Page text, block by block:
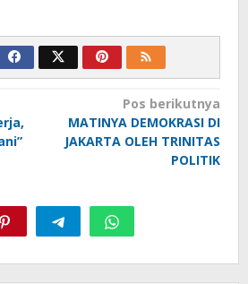
Pos berikutnya
MATINYA DEMOKRASI DI
JAKARTA OLEH TRINITAS
POLITIK